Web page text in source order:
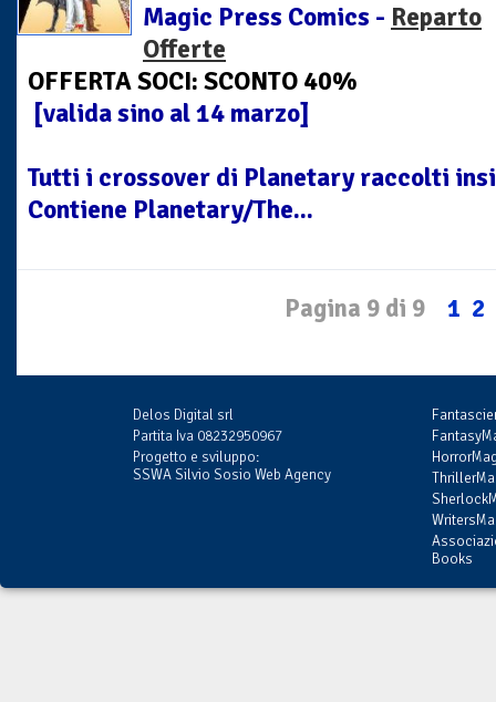
Magic Press Comics - Reparto
Offerte
OFFERTA SOCI: SCONTO 40%
[valida sino al 14 marzo]
Tutti i crossover di Planetary raccolti
Contiene Planetary/The...
Pagina 9 di 9 1 2
Delos Digital srl
Partita Iva 08232950967
Progetto e sviluppo:
SSWA Silvio Sosio Web Agency
Books